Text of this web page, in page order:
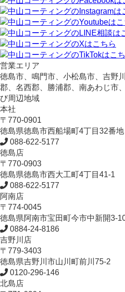
営業エリア
徳島市、鳴門市、小松島市、吉野
郡、名西郡、勝浦郡、南あわじ市
び周辺地域
本社
〒770-0901
徳島県徳島市西船場町4丁目32番地
088-622-5177
徳島店
〒770-0903
徳島県徳島市西大工町4丁目41-1
088-622-5177
阿南店
〒774-0045
徳島県阿南市宝田町今市中新開3-
0884-24-8186
吉野川店
〒779-3403
徳島県吉野川市山川町前川75-2
0120-296-146
北島店